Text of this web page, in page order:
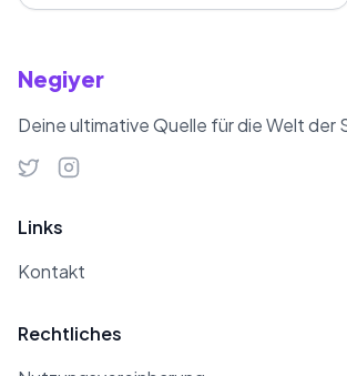
Negiyer
Deine ultimative Quelle für die Welt der
Links
Kontakt
Rechtliches